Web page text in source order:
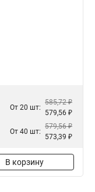
От 20 шт:
585,72 ₽
579,56 ₽
От 40 шт:
579,56 ₽
573,39 ₽
В корзину